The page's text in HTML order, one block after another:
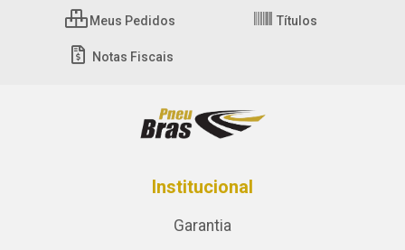
Meus Pedidos Títulos
Notas Fiscais
Institucional
Garantia